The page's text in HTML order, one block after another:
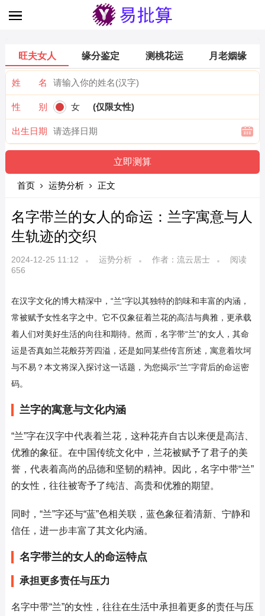
旺夫女人 缘分鉴定 测桃花运 月老姻缘
姓 名
性 别 女 (仅限女性)
出生日期
首页 运势分析 正文
名字带兰的女人的命运：兰字寓意与人
生轨迹的交织
2024-12-25 11:12 运势分析 作者：流云居士
阅读
656
在汉字文化的博大精深中，“兰”字以其独特的韵味和丰富的内涵，
常被赋予女性名字之中。它不仅象征着兰花的高洁与典雅，更承载
着人们对美好生活的向往和期待。然而，名字带“兰”的女人，其命
运是否真如兰花般芬芳四溢，还是如同某些传言所述，寓意着坎坷
与不易？本文将深入探讨这一话题，为您揭示“兰”字背后的命运密
码。
兰字的寓意与文化内涵
“兰”字在汉字中代表着兰花，这种花卉自古以来便是高洁、
优雅的象征。在中国传统文化中，兰花被赋予了君子的美
誉，代表着高尚的品德和坚韧的精神。因此，名字中带“兰”
的女性，往往被寄予了纯洁、高贵和优雅的期望。
同时，“兰”字还与“蓝”色相关联，蓝色象征着清新、宁静和
信任，进一步丰富了其文化内涵。
名字带兰的女人的命运特点
承担更多责任与压力
名字中带“兰”的女性，往往在生活中承担着更多的责任与压